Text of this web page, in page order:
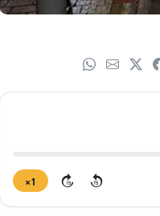
15
15
1×